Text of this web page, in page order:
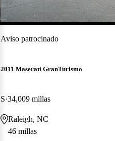
Aviso patrocinado
2011 Maserati GranTurismo
S 34,009 millas
Raleigh, NC
46 millas